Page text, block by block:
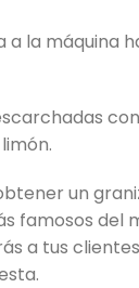
a la máquina
un
famosos del
a tus